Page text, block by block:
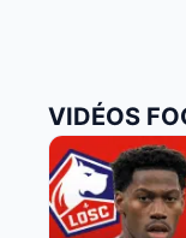
VIDÉOS